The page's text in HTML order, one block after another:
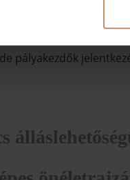
is dolgozni,
pályakezdők